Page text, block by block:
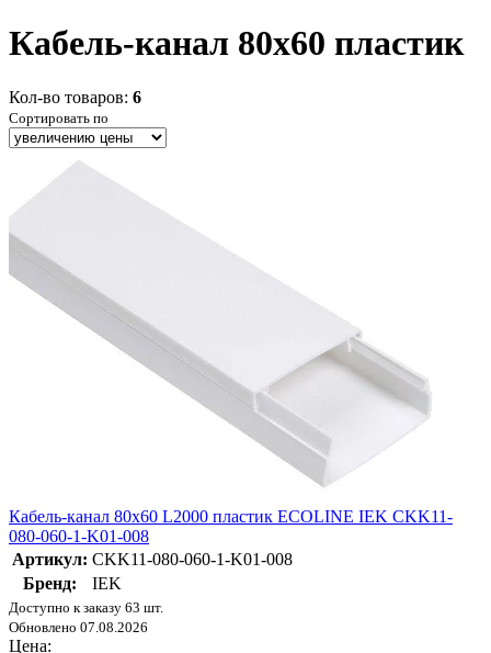
Кабель-канал 80х60 пластик
Кол-во товаров: 6
Сортировать по
Кабель-канал 80х60 L2000 пластик ECOLINE IEK CKK11-
080-060-1-K01-008
Артикул: CKK11-080-060-1-K01-008
Бренд:
IEK
Доступно к заказу 63 шт.
Обновлено 07.08.2026
Цена: